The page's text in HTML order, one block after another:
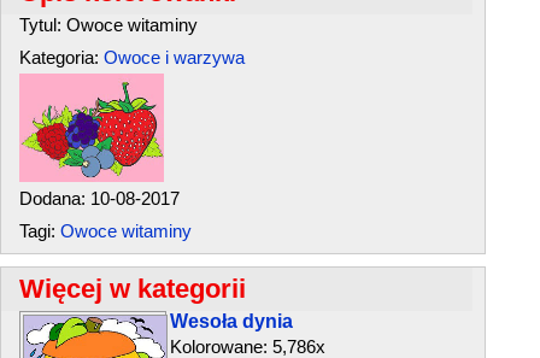
Tytul: Owoce witaminy
Kategoria: Owoce i warzywa
Dodana: 10-08-2017
Tagi: Owoce witaminy
Więcej w kategorii
Wesoła dynia
Kolorowane: 5,786x